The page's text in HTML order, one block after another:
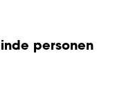
personen